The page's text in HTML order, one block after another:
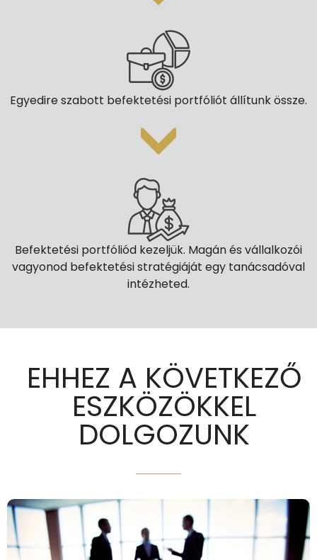
Egyedire szabott befektetési portfóliót állítunk össze.
Befektetési portfóliód kezeljük. Magán és vállalkozói
vagyonod befektetési stratégiáját egy tanácsadóval
intézheted.
EHHEZ A KÖVETKEZŐ
ESZKÖZÖKKEL
DOLGOZUNK